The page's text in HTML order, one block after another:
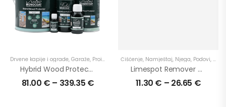
Drvene kapije i ograde, Garaže, Proizvodi Terase,U eksterijer,U primjenu,Ulje za
Hybrid Wood Protector – visokokvalitetni svestrani proizvod
81.00 € – 339.35 €
Čišćenje, Namještaj, Njega, Podovi,
Limespot Remover – uklanja mrlje od vapnenaste (tvrde) vode
11.30 € – 26.65 €